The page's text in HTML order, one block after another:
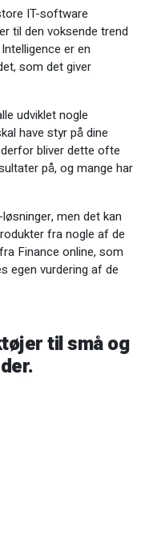
IT-software
til den voksende trend
er en
som det giver
udviklet nogle
have styr på dine
bliver dette ofte
på, og mange har
men det kan
fra nogle af de
Finance online, som
egen vurdering af de
til små og